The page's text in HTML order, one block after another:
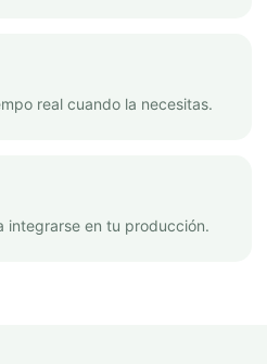
real cuando la necesitas.
integrarse en tu producción.